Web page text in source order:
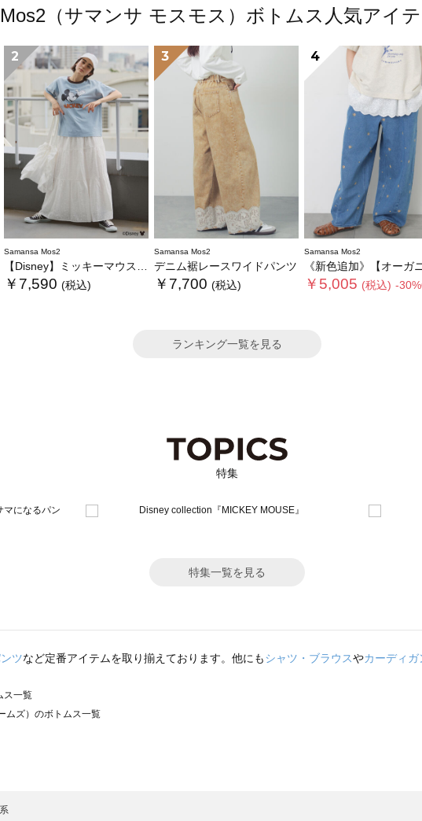
（サマンサ モスモス）ボトムス人気アイ
2
Samansa Mos2
【Disney】ミッキーマウス/総刺繍スカート
￥7,590 (税込)
3
Samansa Mos2
デニム裾レースワイドパンツ
￥7,700 (税込)
4
Samansa Mos2
《新色追加》【オーガニックコットン】デニムバレ
￥5,005 (税込) -
ランキング一覧を見る
特集
特集一覧を見る
ツなど定番アイテムを取り揃えております。他にもシャツ・ブラウスやカーディガ
ス一覧
ムズ）のボトムス一覧
サモスモス）のボトムス一覧
ゴム）のボトムス一覧